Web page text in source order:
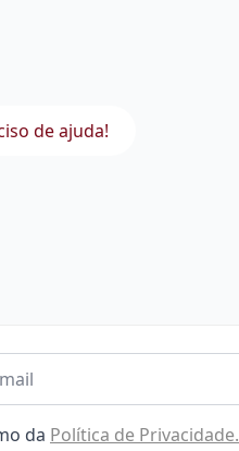
de ajuda!
da Política de Privacidade.